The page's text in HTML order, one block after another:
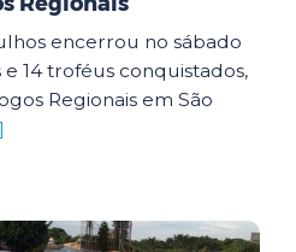
encerrou no sábado
14 troféus conquistados,
Regionais em São